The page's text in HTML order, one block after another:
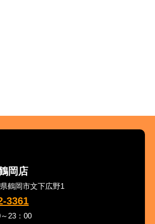
岡店
鶴岡市文下広野1
3361
23：00